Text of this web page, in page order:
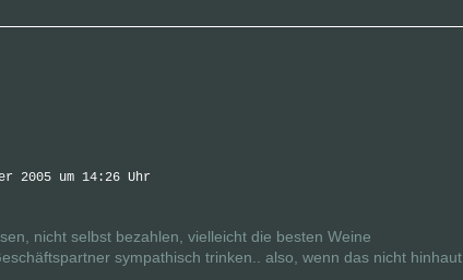
2005 um 14:26 Uhr
nicht selbst bezahlen, vielleicht die besten Weine
sympathisch trinken.. also, wenn das nicht hinhaut